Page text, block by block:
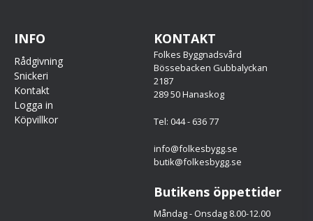
INFO
Rådgivning
Snickeri
Kontakt
Logga in
Köpvillkor
KONTAKT
Folkes Byggnadsvård
Bössebacken Gubbalyckan
2187
289 50 Hanaskog
Tel: 044 - 636 77
info@folkesbygg.se
butik@folkesbygg.se
Butikens öppettider
Måndag - Onsdag 8.00-12.00